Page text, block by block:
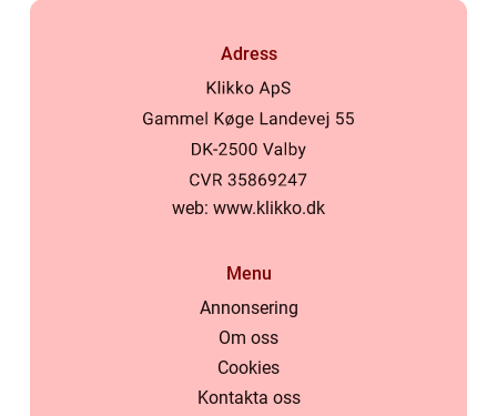
Adress
web: www.klikko.dk
Menu
Annonsering
Om oss
Cookies
Kontakta oss